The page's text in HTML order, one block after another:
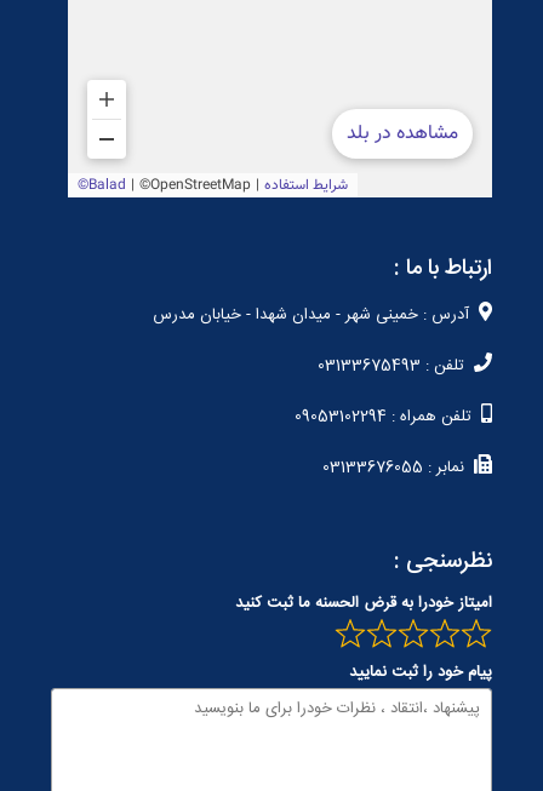
ارتباط با ما :
آدرس : خمینی شهر - میدان شهدا - خیابان مدرس
تلفن : 03133675493
تلفن همراه : 09053102294
نمابر : 03133676055
نظرسنجی :
امیتاز خودرا به قرض الحسنه ما ثبت کنید
پیام خود را ثبت نمایید